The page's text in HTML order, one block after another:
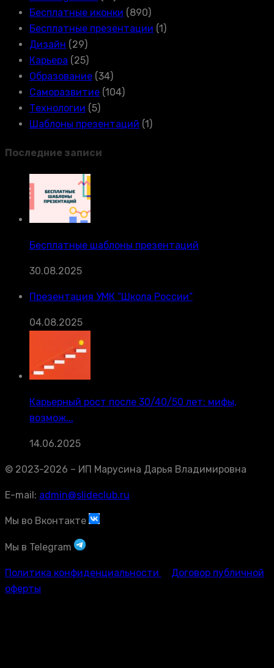
Бесплатные иконки (890)
Бесплатные презентации (1)
Дизайн (29)
Карьера (25)
Образование (34)
Саморазвитие (104)
Технологии (5)
Шаблоны презентаций (1)
Последние записи
Бесплатные шаблоны презентаций
30.08.2025
Презентация УМК “Школа России”
04.08.2025
Карьерный рост после 30/40/50 лет: мифы,
возмож...
14.06.2025
© 2023-2026 – ИП Марусина Дарья Владимировна
E-mail: admin@slideclub.ru
Мы во Вконтакте
Мы в Telegram
Политика конфиденциальности
Договор публичной
оферты